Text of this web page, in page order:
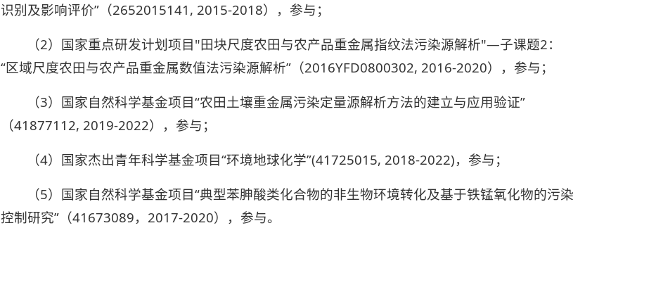
识别及影响评价”（2652015141, 2015-2018），参与；
（2）国家重点研发计划项目"田块尺度农田与农产品重金属指纹法污染源解析"—子课题2：
“区域尺度农田与农产品重金属数值法污染源解析”（2016YFD0800302, 2016-2020），参与；
（3）国家自然科学基金项目“农田土壤重金属污染定量源解析方法的建立与应用验证”
（41877112, 2019-2022），参与；
（4）国家杰出青年科学基金项目“环境地球化学”(41725015, 2018-2022)，参与；
（5）国家自然科学基金项目“典型苯胂酸类化合物的非生物环境转化及基于铁锰氧化物的污染
控制研究”（41673089，2017-2020），参与。